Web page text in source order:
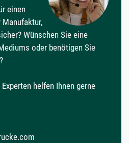
einen
Manufaktur,
Wünschen Sie eine
oder benötigen Sie
helfen Ihnen gerne